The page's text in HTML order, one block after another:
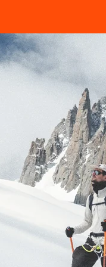
SLAP 112 SLAP 92
RECHERCHER